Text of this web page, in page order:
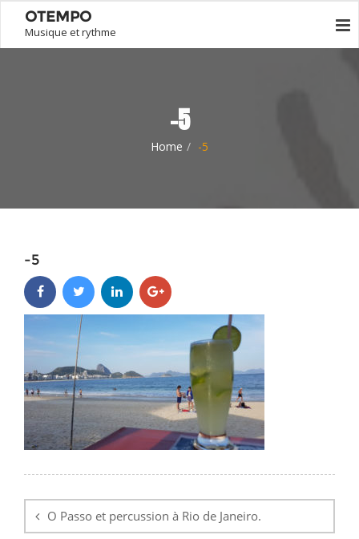
OTEMPO
Musique et rythme
-5
Home -5
-5
de
l’article
O Passo et percussion à Rio de Janeiro.